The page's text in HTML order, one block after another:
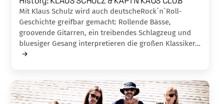
Mit Klaus Schulz wird auch deutscheRock´n`Roll-
Geschichte greifbar ge­ma­cht: Rollende Bässe,
groovende Gitarren, ein treibendes Schlagzeug und
bluesiger Ge­sa­ng interpretieren die großen Klassiker…